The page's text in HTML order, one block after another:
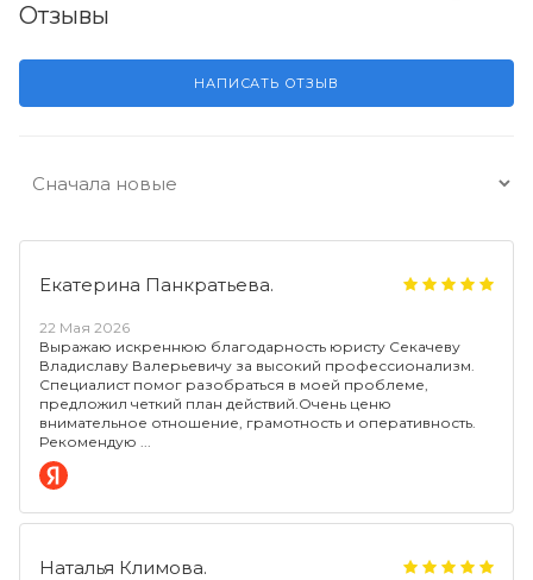
Отзывы
НАПИСАТЬ ОТЗЫВ
Екатерина Панкратьева.
22 Мая 2026
Выражаю искреннюю благодарность юристу Секачеву
Владиславу Валерьевичу за высокий профессионализм.
Специалист помог разобраться в моей проблеме,
предложил четкий план действий.Очень ценю
внимательное отношение, грамотность и оперативность.
Рекомендую
Наталья Климова.